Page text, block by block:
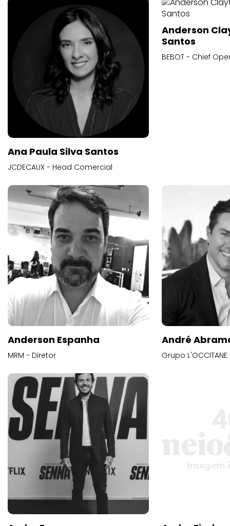
Ana Paula Silva Santos
JCDECAUX - Head Comercial
Anderson
Santos
BEBOT - Chief
Anderson Espanha
MRM - Diretor
André
Grupo